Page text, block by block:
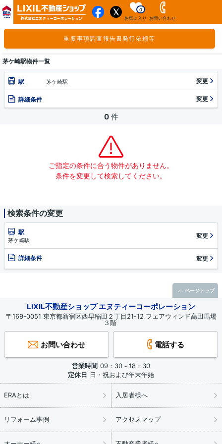
お気に入り
0
お問い合わせ
重要事項調査報告書発行依頼等
茅ケ崎駅物件一覧
駅 茅ケ崎駅 変更
詳細条件 変更
0 件
ご指定の条件に合う物件がありません。
条件を変更して検索してください。
検索条件の変更
駅
茅ケ崎駅
変更
詳細条件 変更
LIXIL不動産ショップ エヌティーコーポレーション
〒169-0051 東京都新宿区西早稲田２丁目21-12 フェアウィンド高田馬場
３階
お問い合わせ 電話する
営業時間 09：30～18：30
定休日 日・祝および年末年始
ERAとは 入居者様へ
リフォーム事例 アクセスマップ
ページトップ